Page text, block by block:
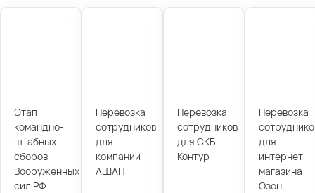
Этап
командно-
штабных
сборов
Вооруженных
сил РФ
Перевозка
сотрудников
для
компании
АШАН
Перевозка
сотрудников
для СКБ
Контур
Перевозка
для
интернет-
магазина
Озон